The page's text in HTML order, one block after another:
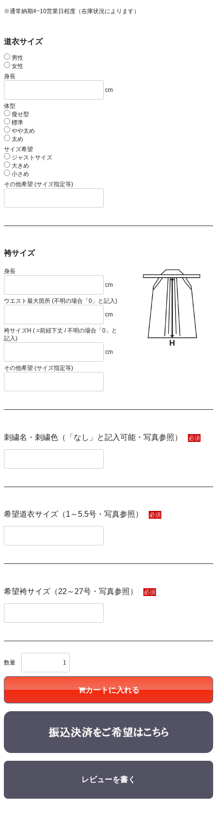
※通常納期4~10営業日程度（在庫状況によります）
道衣サイズ
男性
女性
身長
cm
体型
瘦せ型
標準
やや太め
太め
サイズ希望
ジャストサイズ
大きめ
小さめ
その他希望 (サイズ指定等)
袴サイズ
身長
cm
ウエスト最大箇所 (不明の場合「0」と記入)
cm
袴サイズH ( =前紐下丈 / 不明の場合「0」と
記入)
cm
その他希望 (サイズ指定等)
刺繍名・刺繍色（「なし」と記入可能・写真参照） 必須
希望道衣サイズ（1～5.5号・写真参照） 必須
希望袴サイズ（22～27号・写真参照） 必須
数量
カートに入れる
レビューを書く